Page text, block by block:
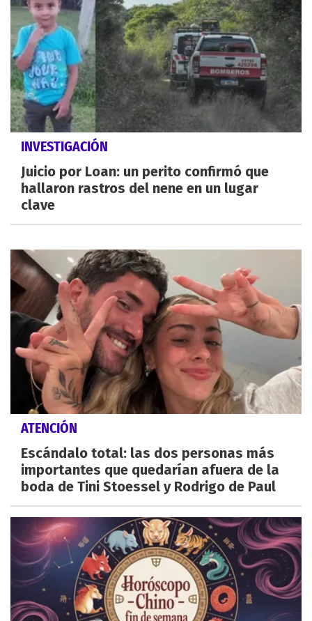
INVESTIGACIÓN
Juicio por Loan: un perito confirmó que
hallaron rastros del nene en un lugar
clave
ATENCIÓN
Escándalo total: las dos personas más
importantes que quedarían afuera de la
boda de Tini Stoessel y Rodrigo de Paul